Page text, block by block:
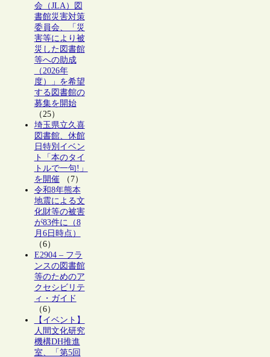
会（JLA）図
書館災害対策
委員会、「災
害等により被
災した図書館
等への助成
（2026年
度）」を希望
する図書館の
募集を開始
（25）
埼玉県立久喜
図書館、休館
日特別イベン
ト「本のタイ
トルで一句!」
を開催（7）
令和8年熊本
地震による文
化財等の被害
が83件に（8
月6日時点）
（6）
E2904 – フラ
ンスの図書館
等のためのア
クセシビリテ
ィ・ガイド
（6）
【イベント】
人間文化研究
機構DH推進
室、「第5回